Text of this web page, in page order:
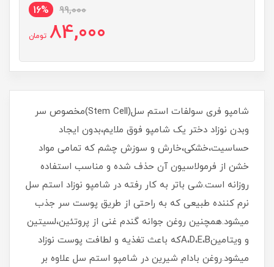
99,000
16%
84,000 تومان
شامپو فری سولفات استم سل(Stem Cell)مخصوص سر
وبدن نوزاد دختر یک شامپو فوق ملایم،بدون ایجاد
حساسیت،خشکی،خارش و سوزش چشم که تمامی مواد
خشن از فرمولاسیون آن حذف شده و مناسب استفاده
روزانه است.شی باتر به کار رفته در شامپو نوزاد استم سل
نرم کننده طبیعی که به راحتی از طریق پوست سر جذب
میشود.همچنین روغن جوانه گندم غنی از پروتئین،لسیتین
و ویتامینA،D،E،Bکه باعث تغذیه و لطافت پوست نوزاد
میشود.روغن بادام شیرین در شامپو استم سل علاوه بر